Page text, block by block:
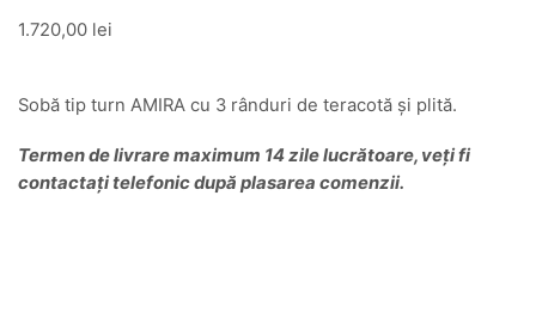
1.720,00 lei
Sobă tip turn AMIRA cu 3 rânduri de teracotă și plită.
Termen de livrare maximum 14 zile lucrătoare, veți fi
contactați telefonic după plasarea comenzii.